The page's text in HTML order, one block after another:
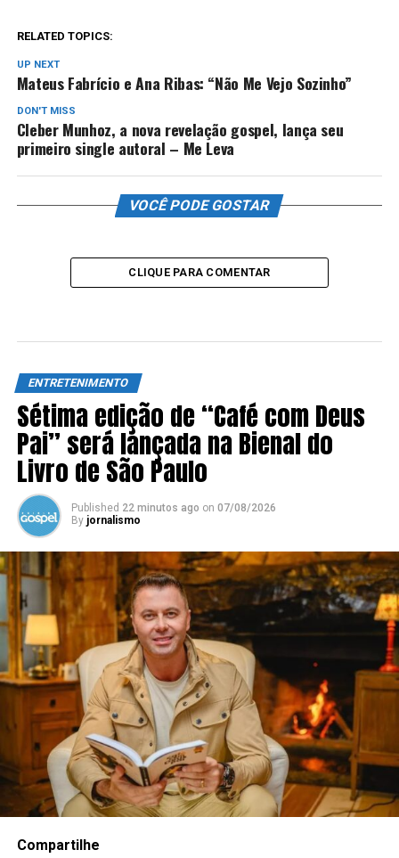
RELATED TOPICS:
UP NEXT
Mateus Fabrício e Ana Ribas: “Não Me Vejo Sozinho”
DON'T MISS
Cleber Munhoz, a nova revelação gospel, lança seu
primeiro single autoral – Me Leva
VOCÊ PODE GOSTAR
CLIQUE PARA COMENTAR
ENTRETENIMENTO
Sétima edição de “Café com Deus
Pai” será lançada na Bienal do
Livro de São Paulo
Published 22 minutos ago on 07/08/2026
By jornalismo
Compartilhe